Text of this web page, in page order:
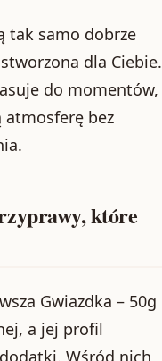
tak samo dobrze
dla Ciebie.
do momentów,
atmosferę bez
które
Gwiazdka – 50g
a jej profil
Wśród nich